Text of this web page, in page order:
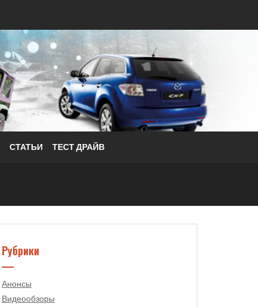
СТАТЬИ ТЕСТ ДРАЙВ
Рубрики
Анонсы
Видеообзоры